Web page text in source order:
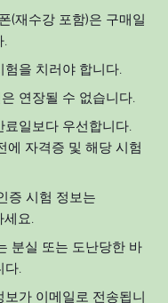
(재수강 포함)은 구매일
.
을 치러야 합니다.
연장될 수 없습니다.
일보다 우선합니다.
자격증 및 해당 시험
증 시험 정보는
세요.
분실 또는 도난당한 바
다.
가 이메일로 전송됩니